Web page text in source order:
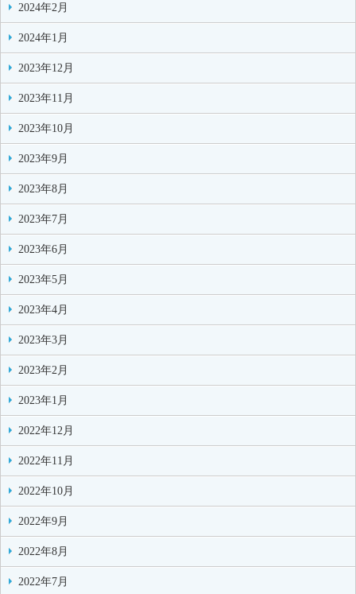
2024年2月
2024年1月
2023年12月
2023年11月
2023年10月
2023年9月
2023年8月
2023年7月
2023年6月
2023年5月
2023年4月
2023年3月
2023年2月
2023年1月
2022年12月
2022年11月
2022年10月
2022年9月
2022年8月
2022年7月